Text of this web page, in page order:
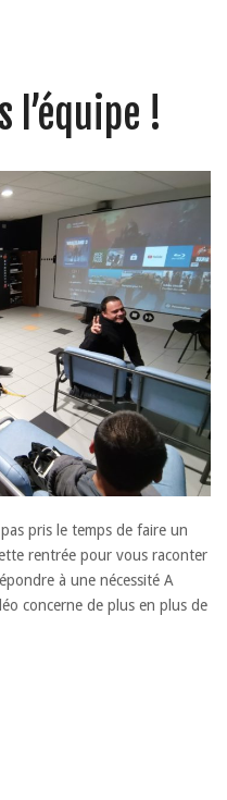
l’équipe !
pris le temps de faire un
rentrée pour vous raconter
à une nécessité A
concerne de plus en plus de